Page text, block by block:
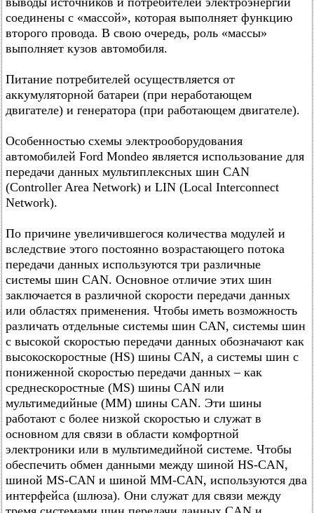
соединены с «массой», которая выполняет функцию
второго провода. В свою очередь, роль «массы»
выполняет кузов автомобиля.
Питание потребителей осуществляется от
аккумуляторной батареи (при неработающем
двигателе) и генератора (при работающем двигателе).
Особенностью схемы электрооборудования
автомобилей Ford Mondeo является использование для
передачи данных мультиплексных шин CAN
(Controller Area Network) и LIN (Local Interconnect
Network).
По причине увеличившегося количества модулей и
вследствие этого постоянно возрастающего потока
передачи данных используются три различные
системы шин CAN. Основное отличие этих шин
заключается в различной скорости передачи данных
или областях применения. Чтобы иметь возможность
различать отдельные системы шин CAN, системы шин
с высокой скоростью передачи данных обозначают как
высокоскоростные (HS) шины CAN, а системы шин с
пониженной скоростью передачи данных – как
среднескоростные (MS) шины CAN или
мультимедийные (ММ) шины CAN. Эти шины
работают с более низкой скоростью и служат в
основном для связи в области комфортной
электроники или в мультимедийной системе. Чтобы
обеспечить обмен данными между шиной HS-CAN,
шиной MS-CAN и шиной MМ-CAN, используются два
интерфейса (шлюза). Они служат для связи между